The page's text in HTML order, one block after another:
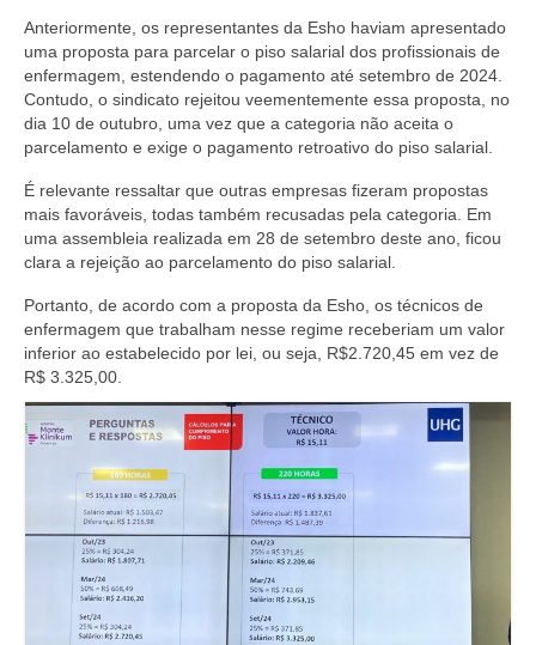
Anteriormente, os representantes da Esho haviam apresentado
uma proposta para parcelar o piso salarial dos profissionais de
enfermagem, estendendo o pagamento até setembro de 2024.
Contudo, o sindicato rejeitou veementemente essa proposta, no
dia 10 de outubro, uma vez que a categoria não aceita o
parcelamento e exige o pagamento retroativo do piso salarial.
É relevante ressaltar que outras empresas fizeram propostas
mais favoráveis, todas também recusadas pela categoria. Em
uma assembleia realizada em 28 de setembro deste ano, ficou
clara a rejeição ao parcelamento do piso salarial.
Portanto, de acordo com a proposta da Esho, os técnicos de
enfermagem que trabalham nesse regime receberiam um valor
inferior ao estabelecido por lei, ou seja, R$2.720,45 em vez de
R$ 3.325,00.